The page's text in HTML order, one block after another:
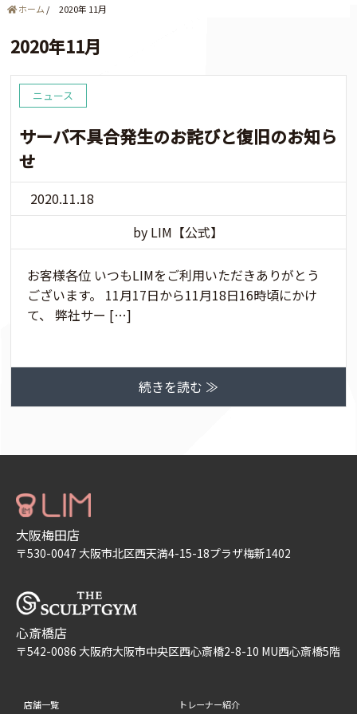
ホーム / 2020年 11月
2020年11月
ニュース
サーバ不具合発生のお詫びと復旧のお知ら
せ
2020.11.18
by LIM【公式】
お客様各位 いつもLIMをご利用いただきありがとう
ございます。 11月17日から11月18日16時頃にかけ
て、 弊社サー […]
続きを読む ≫
大阪梅田店
〒530-0047 大阪市北区西天満4-15-18プラザ梅新1402
心斎橋店
〒542-0086 大阪府大阪市中央区西心斎橋2-8-10 MU西心斎橋5階
店舗一覧 トレーナー紹介